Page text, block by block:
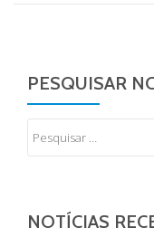
PESQUISAR
NOTÍCIAS